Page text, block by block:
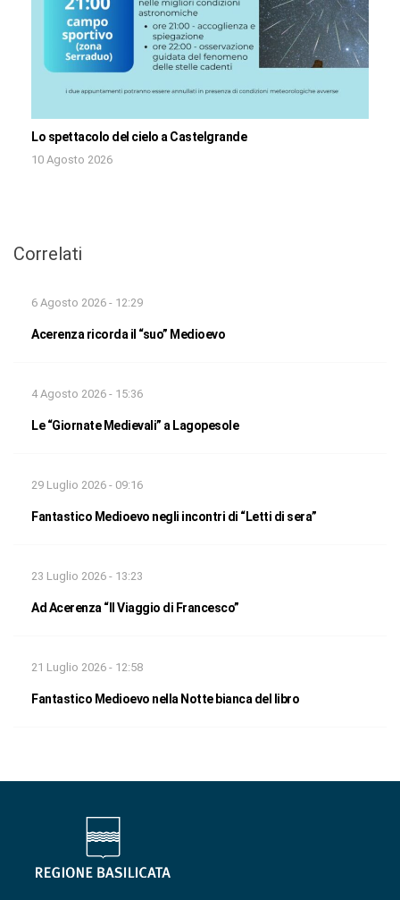
Lo spettacolo del cielo a Castelgrande
10 Agosto 2026
Correlati
6 Agosto 2026 - 12:29
Acerenza ricorda il “suo” Medioevo
4 Agosto 2026 - 15:36
Le “Giornate Medievali” a Lagopesole
29 Luglio 2026 - 09:16
Fantastico Medioevo negli incontri di “Letti di sera”
23 Luglio 2026 - 13:23
Ad Acerenza “Il Viaggio di Francesco”
21 Luglio 2026 - 12:58
Fantastico Medioevo nella Notte bianca del libro